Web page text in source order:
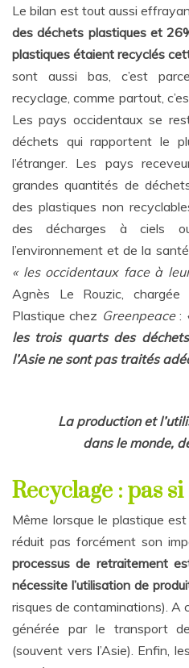
Le bilan est tout aussi
des déchets plastiques et
plastiques étaient recyclés
sont aussi bas, c’est
recyclage, comme partout,
Les pays occidentaux se
déchets qui rapportent le
l’étranger. Les pays
grandes quantités de
des plastiques non
des décharges à ciels
l’environnement et de la
« les occidentaux face à
Agnès Le Rouzic,
Plastique chez Greenpeace:
les trois quarts des
l’Asie ne sont pas traités
La production et
dans le monde,
Recyclage : pas
Même lorsque le plastique
réduit pas forcément son
processus de retraitement
nécessite l’utilisation de
risques de contaminations). A
générée par le transport
(souvent vers l’Asie). Enfin,